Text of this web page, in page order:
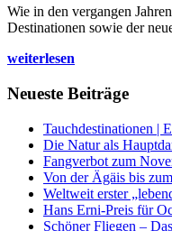
Wie in den vergangen
Destinationen sowie der
weiterlesen
Neueste Beiträge
Tauchdestinationen |
Die Natur als
Fangverbot zum
Von der Ägäis bis
Weltweit erster
Hans Erni-Preis für
Schöner Fliegen –